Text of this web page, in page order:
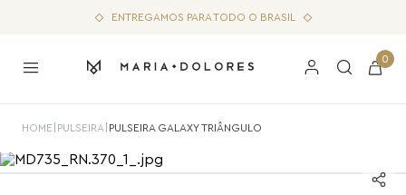
ENTREGAMOS PARA TODO O BRASIL
0
HOME PULSEIRA PULSEIRA GALAXY TRIÂNGULO